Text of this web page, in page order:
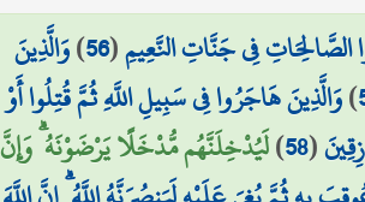
الصَّالِحَاتِ فِي جَنَّاتِ النَّعِيمِ(
56
)وَالَّذِينَ
)وَالَّذِينَ هَاجَرُوا فِي سَبِيلِ اللَّهِ ثُمَّ قُتِلُوا أَوْ
(
58
)لَيُدْخِلَنَّهُم مُّدْخَلًا يَرْضَوْنَهُ ۗ وَإِنَّ